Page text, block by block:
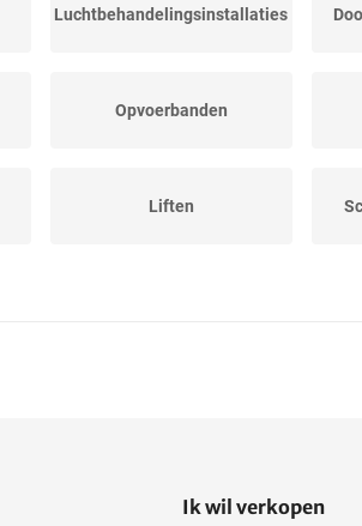
Luchtbehandelingsinstallaties
Opvoerbanden
Liften
Ik wil verkopen